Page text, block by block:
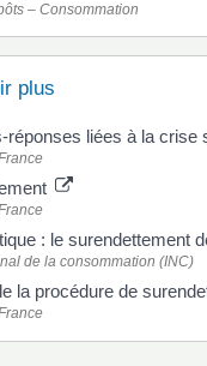
– Consommation
plus
réponses liées à la crise
: le surendettement
de la consommation (INC)
la procédure de